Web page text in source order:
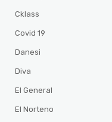
Cklass
Covid 19
Danesi
Diva
El General
El Norteno